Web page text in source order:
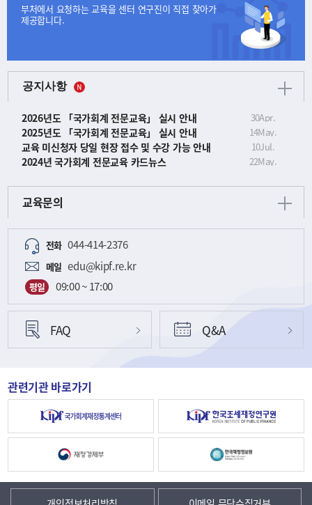
공지사항
2026년도 「국가회계 전문교육」 실시 안내 30Apr.
2025년도 「국가회계 전문교육」 실시 안내 14May.
교육 미신청자 당일 현장 접수 및 수강 가능 안내 10Jul.
2024년 국가회계 전문교육 카드뉴스 22May.
교육문의
전화 044-414-2376
메일 edu@kipf.re.kr
평일 09:00 ~ 17:00
FAQ Q&A
부처에서 요청하는 교육을 센터 연구진이 직접 찾아가
제공합니다.
관련기관 바로가기